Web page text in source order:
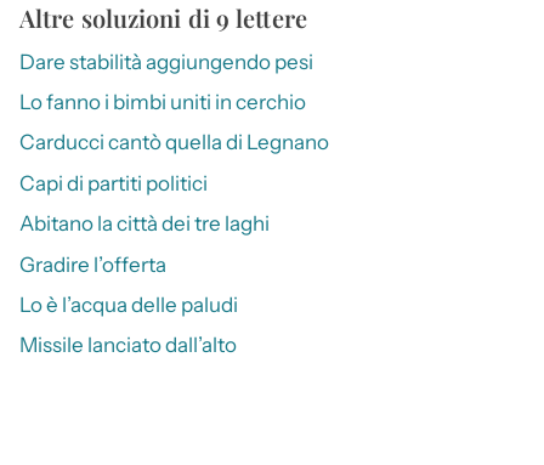
Altre soluzioni di 9 lettere
Dare stabilità aggiungendo pesi
Lo fanno i bimbi uniti in cerchio
Carducci cantò quella di Legnano
Capi di partiti politici
Abitano la città dei tre laghi
Gradire l’offerta
Lo è l’acqua delle paludi
Missile lanciato dall’alto